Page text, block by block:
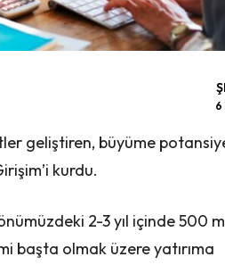
6
geliştiren, büyüme
kurdu.
2-3 yıl içinde 500
başta olmak üzere yatırıma